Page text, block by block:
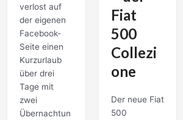
verlost auf
der eigenen
Facebook-
Seite einen
Kurzurlaub
über drei
Tage mit
zwei
Übernachtun
Fiat
500
Collezi
one
Der neue Fiat
500